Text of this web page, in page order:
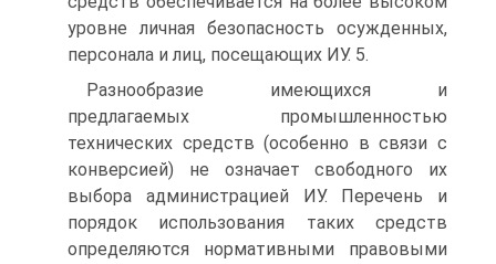
уровне личная безопасность осужденных,
персонала и лиц, посещающих ИУ. 5.
Разнообразие имеющихся и
предлагаемых промышленностью
технических средств (особенно в связи с
конверсией) не означает свободного их
выбора администрацией ИУ. Перечень и
порядок использования таких средств
определяются нормативными правовыми